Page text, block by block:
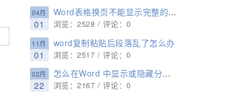
04月
01
Word表格换页不能显示完整的表格，跨页断行无效怎么办？
浏览：2528 / 评论：0
11月
01
word复制粘贴后段落乱了怎么办
浏览：2517 / 评论：0
02月
22
怎么在Word 中显示或隐藏分节符(Word 分页符设置方法）
浏览：2167 / 评论：0